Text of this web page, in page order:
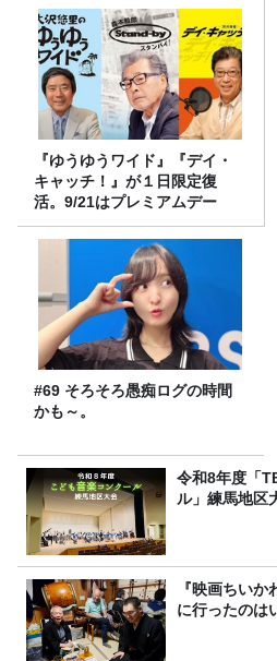
『ゆうゆうワイド』『デイ・
キャッチ！』が１日限定復
活。9/21はプレミアムデー
#69 そろそろ愚痴ログの時間
かも～。
令和8年度「
ル」練馬地区
『映画ちい
に行ったのは